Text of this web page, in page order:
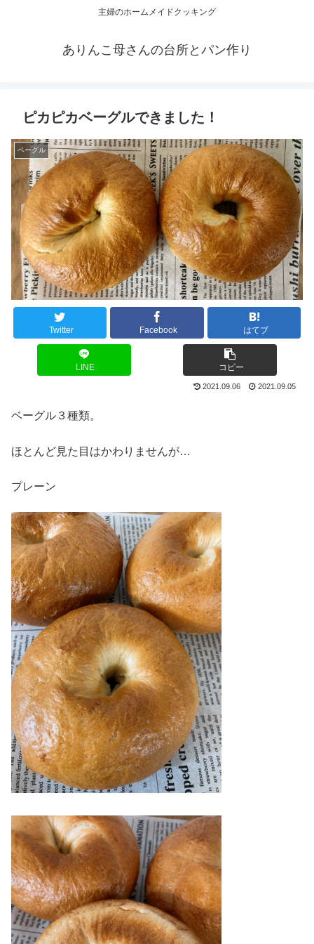
主婦のホームメイドクッキング
ありんこ母さんの台所とパン作り
ピカピカベーグルできました！
ベーグル
Twitter Facebook はてブ
LINE コピー
2021.09.06 2021.09.05
ベーグル３種類。
ほとんど見た目はかわりませんが…
プレーン